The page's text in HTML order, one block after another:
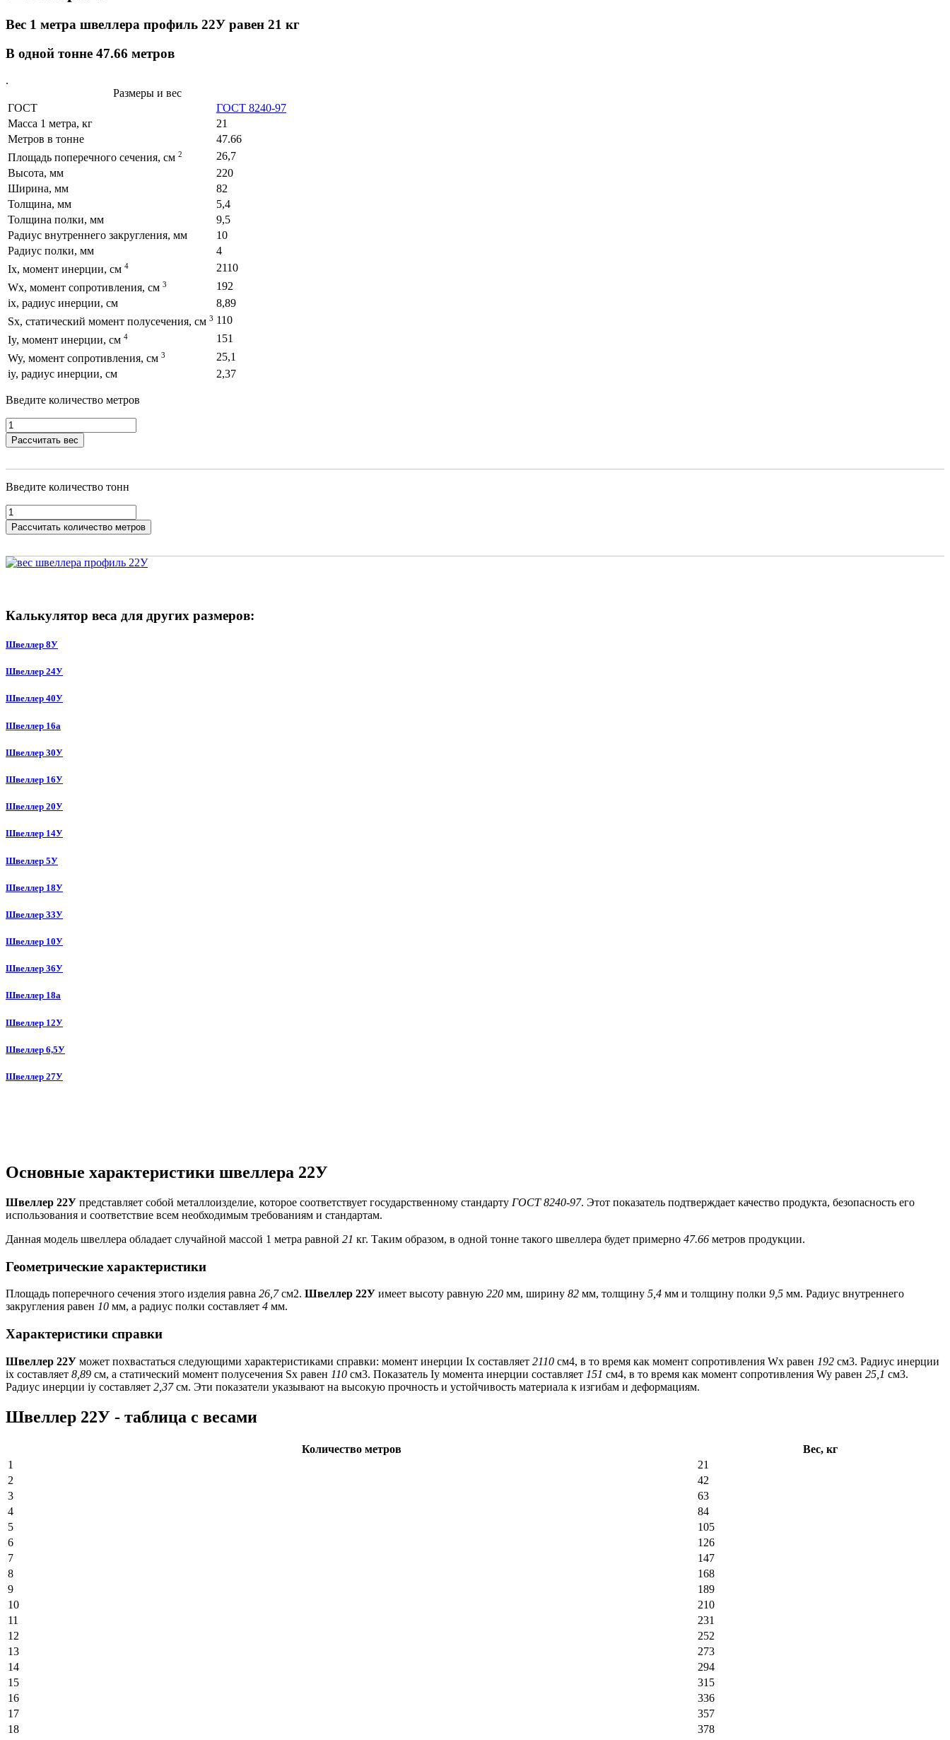
Вес 1 метра швеллера профиль 22У равен 21 кг
В одной тонне 47.66 метров
.
Размеры и вес
ГОСТ
ГОСТ 8240-97
Масса 1 метра, кг
21
Метров в тонне
47.66
Площадь поперечного сечения, см 2
26,7
Высота, мм
220
Ширина, мм
82
Толщина, мм
5,4
Толщина полки, мм
9,5
Радиус внутреннего закругления, мм
10
Радиус полки, мм
4
Ix, момент инерции, см 4
2110
Wx, момент сопротивления, см 3
192
ix, радиус инерции, см
8,89
Sx, статический момент полусечения, см 3 110
Iy, момент инерции, см 4
151
Wy, момент сопротивления, см 3
25,1
iy, радиус инерции, см
2,37
Введите количество метров
Рассчитать вес
Введите количество тонн
Рассчитать количество метров
Калькулятор веса для других размеров:
Швеллер 8У
Швеллер 24У
Швеллер 40У
Швеллер 16а
Швеллер 30У
Швеллер 16У
Швеллер 20У
Швеллер 14У
Швеллер 5У
Швеллер 18У
Швеллер 33У
Швеллер 10У
Швеллер 36У
Швеллер 18а
Швеллер 12У
Швеллер 6,5У
Швеллер 27У
Основные характеристики швеллера 22У
Швеллер 22У представляет собой металлоизделие, которое соответствует государственному стандарту ГОСТ 8240-97. Этот показатель подтверждает качество продукта, безопасность его
использования и соответствие всем необходимым требованиям и стандартам.
Данная модель швеллера обладает случайной массой 1 метра равной 21 кг. Таким образом, в одной тонне такого швеллера будет примерно 47.66 метров продукции.
Геометрические характеристики
Площадь поперечного сечения этого изделия равна 26,7см2. Швеллер 22У имеет высоту равную 220 мм, ширину 82 мм, толщину 5,4 мм и толщину полки 9,5 мм. Радиус внутреннего
закругления равен 10 мм, а радиус полки составляет 4 мм.
Характеристики справки
Швеллер 22У может похвастаться следующими характеристиками справки: момент инерции Ix составляет 2110 см4, в то время как момент сопротивления Wx равен 192 см3. Радиус инерции
ix составляет 8,89 см, а статический момент полусечения Sx равен 110 см3. Показатель Iy момента инерции составляет 151 см4, в то время как момент сопротивления Wy равен 25,1 см3.
Радиус инерции iy составляет 2,37см. Эти показатели указывают на высокую прочность и устойчивость материала к изгибам и деформациям.
Швеллер 22У - таблица с весами
Количество метров
Вес, кг
1
21
2
42
3
63
4
84
5
105
6
126
7
147
8
168
9
189
10
210
11
231
12
252
13
273
14
294
15
315
16
336
17
357
18
378